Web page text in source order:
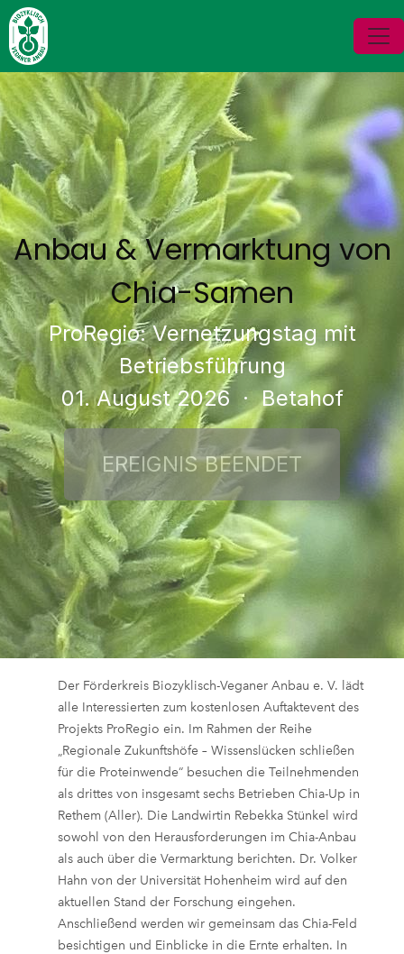
Anbau & Vermarktung von
Chia-Samen
ProRegio: Vernetzungstag mit
Betriebsführung
01. August 2026· Betahof
Der Förderkreis Biozyklisch-Veganer Anbau e. V. lädt
alle Interessierten zum kostenlosen Auftaktevent des
Projekts ProRegio ein. Im Rahmen der Reihe
„Regionale Zukunftshöfe – Wissenslücken schließen
für die Proteinwende“ besuchen die Teilnehmenden
als drittes von insgesamt sechs Betrieben Chia-Up in
Rethem (Aller). Die Landwirtin Rebekka Stünkel wird
sowohl von den Herausforderungen im Chia-Anbau
als auch über die Vermarktung berichten. Dr. Volker
Hahn von der Universität Hohenheim wird auf den
aktuellen Stand der Forschung eingehen.
Anschließend werden wir gemeinsam das Chia-Feld
besichtigen und Einblicke in die Ernte erhalten. In